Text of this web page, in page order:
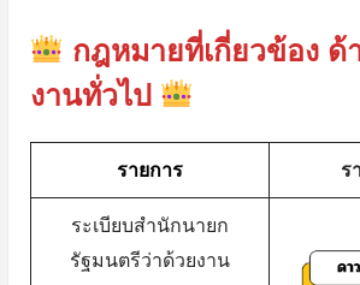
กฎหมายที่เกี่ยวข้อง ด้
งานทั่วไป
รายการ ร
ระเบียบสำนักนายก
รัฐมนตรีว่าด้วยงาน